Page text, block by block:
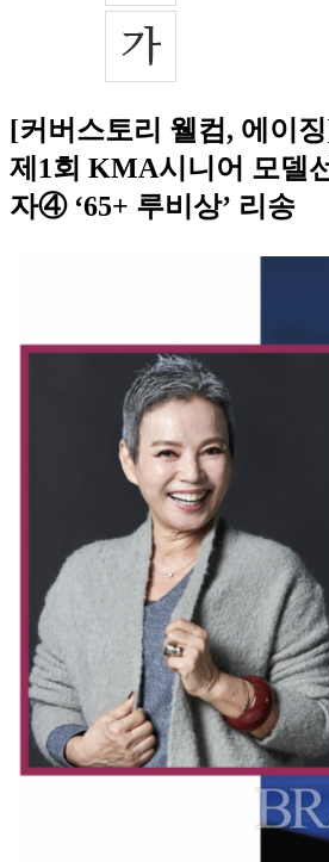
[커버스토리 웰컴, 에이징
제1회 KMA시니어 모델
자④ ‘65+ 루비상’ 리송